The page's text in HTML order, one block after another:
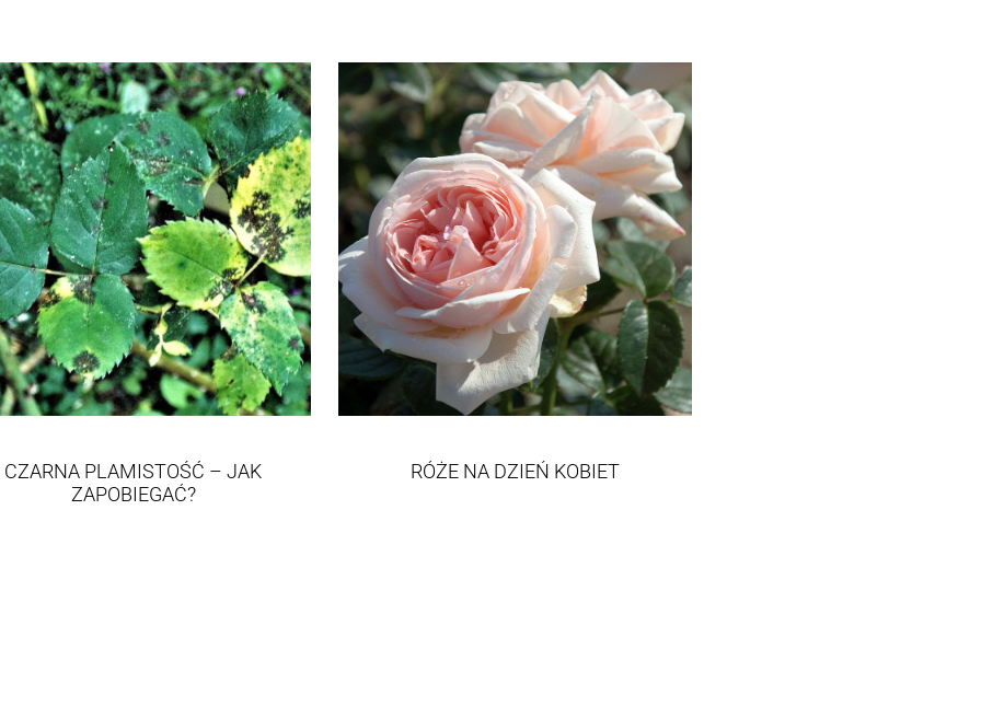
CZARNA PLAMISTOŚĆ – JAK
ZAPOBIEGAĆ?
RÓŻE NA DZIEŃ KOBIET